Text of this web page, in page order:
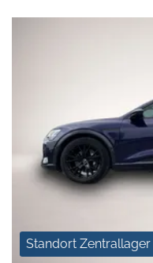
Standort Zentrallager